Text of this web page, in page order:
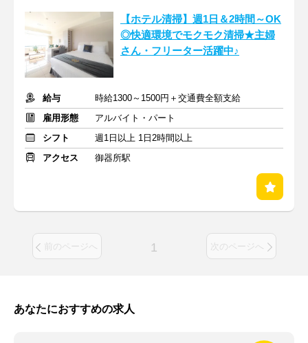
【ホテル清掃】週1日＆2時間～OK
◎快適環境でモクモク清掃★主婦
さん・フリーター活躍中♪
給与
時給1300～1500円＋交通費全額支給
雇用形態
アルバイト・パート
シフト
週1日以上 1日2時間以上
アクセス
御器所駅
前のページへ 1 次のページへ
あなたにおすすめの求人